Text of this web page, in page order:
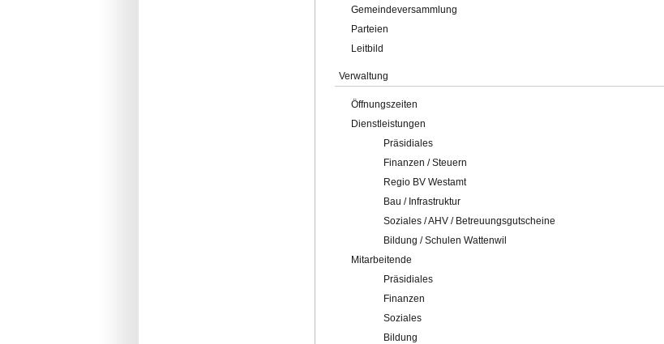
Gemeindeversammlung
Parteien
Leitbild
Verwaltung
Öffnungszeiten
Dienstleistungen
Präsidiales
Finanzen / Steuern
Regio BV Westamt
Bau / Infrastruktur
Soziales / AHV / Betreuungsgutscheine
Bildung / Schulen Wattenwil
Mitarbeitende
Präsidiales
Finanzen
Soziales
Bildung